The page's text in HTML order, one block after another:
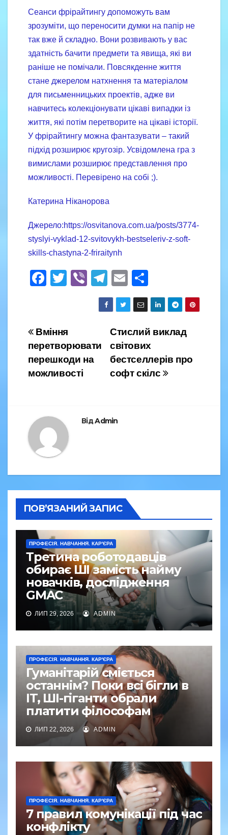
Сеанси фрірайтингу допоможуть вам
зрозуміти, що переносити думки на папір не
так вже й складно. Вони розвивають у вас
здатність бачити предмети та явища, які ви
раніше не помічали. Повсякденне життя
стане джерелом натхнення та матеріалом
для письменницьких проектів, адже ви
навчитесь колекціонувати цікаві випадки із
життя, які потім перетворите на цікаві історії.
У фрірайтингу можна фантазувати – такий
підхід розширює кругозір. Усвідомлена гра з
вимислами розширює представлення про
можливості. Перевірено на собі ;).
Катерина Ніканорова
Джерело:https://osvitanova.com.ua/posts/3774-
styslyi-vyklad-12-svitovykh-bestseleriv-z-soft-
skills-chastyna-2-friraitynh
F
e
b
o
o
T
er
Vi
er
T
el
e
gr
a
m
E
m
ail
h
ar
e
Навігація
записів
Стислий виклад
світових
бестселлерів про
софт скілс
Вміння
перетворювати
перешкоди на
можливості
ВідAdmin
ПОВ’ЯЗАНИЙ ЗАПИС
ПРОФЕСІЯ. НАВЧАННЯ. КАР'ЄРА
Третина роботодавців
обирає ШІ замість найму
новачків, дослідження
GMAC
ЛИП 29, 2026 ADMIN
ПРОФЕСІЯ. НАВЧАННЯ. КАР'ЄРА
Гуманітарій сміється
останнім? Поки всі бігли в
IT, ШІ-гіганти обрали
платити філософам
ЛИП 22, 2026 ADMIN
ПРОФЕСІЯ. НАВЧАННЯ. КАР'ЄРА
7 правил комунікації під час
конфлікту